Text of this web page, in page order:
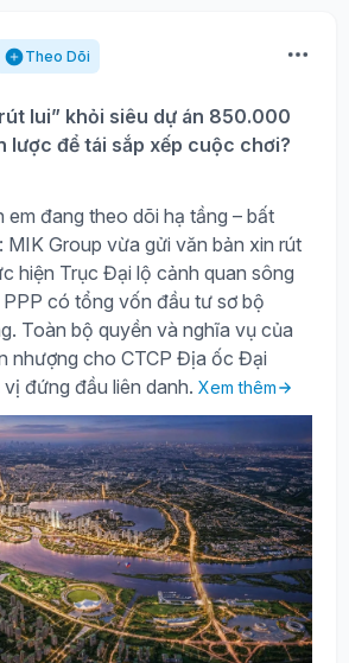
Theo Dõi
lui” khỏi siêu dự án 850.000
lược để tái sắp xếp cuộc chơi?
em đang theo dõi hạ tầng – bất
MIK Group vừa gửi văn bản xin rút
hiện Trục Đại lộ cảnh quan sông
có tổng vốn đầu tư sơ bộ
Toàn bộ quyền và nghĩa vụ của
nhượng cho CTCP Địa ốc Đại
đứng đầu liên danh. Xem thêm